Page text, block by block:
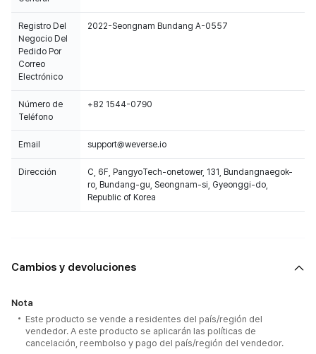
Registro Del
Negocio Del
Pedido Por
Correo
Electrónico
2022-Seongnam Bundang A-0557
Número de
Teléfono
+82 1544-0790
Email support@weverse.io
Dirección
C, 6F, PangyoTech-onetower, 131, Bundangnaegok-
ro, Bundang-gu, Seongnam-si, Gyeonggi-do,
Republic of Korea
Cambios y devoluciones
Nota
Este producto se vende a residentes del país/región del
vendedor. A este producto se aplicarán las políticas de
cancelación, reembolso y pago del país/región del vendedor.